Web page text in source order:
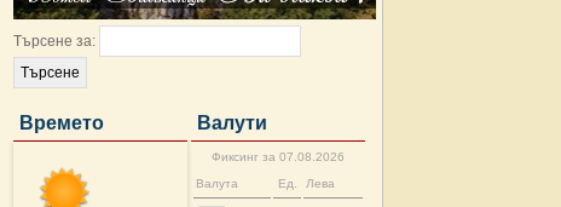
Търсене за:
Времето Валути
Фиксинг за 07.08.2026
Валута
Ед. Лева